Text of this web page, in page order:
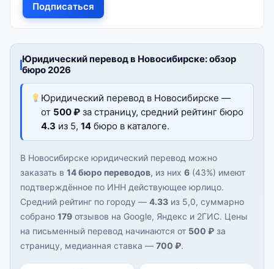
Подписаться
Юридический перевод в Новосибирске: обзор
бюро 2026
Юридический перевод в Новосибирске —
от 500 ₽ за страницу, средний рейтинг бюро
4.3 из 5,14 бюро в каталоге.
В Новосибирске юридический перевод можно
заказать в 14 бюро переводов, из них 6 (43%) имеют
подтверждённое по ИНН действующее юрлицо.
Средний рейтинг по городу — 4.33 из 5,0, суммарно
собрано 179 отзывов на Google, Яндекс и 2ГИС. Цены
на письменный перевод начинаются от 500 ₽ за
страницу, медианная ставка — 700 ₽.